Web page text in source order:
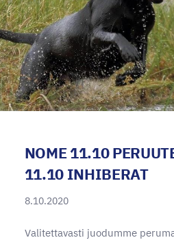
NOME 11.10
11.10 INHIBERAT
8.10.2020
Valitettavasti juodumme